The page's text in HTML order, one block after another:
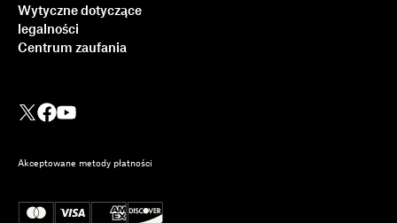
z Ruby on Rails: samouczek
Wytyczne dotyczące
legalności
Centrum zaufania
Akceptowane metody płatności